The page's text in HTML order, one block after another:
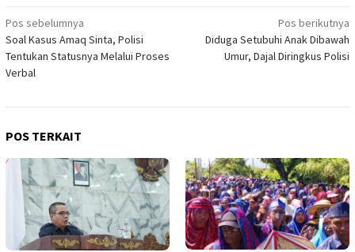
Navigasi
pos
Pos sebelumnya
Soal Kasus Amaq Sinta, Polisi
Tentukan Statusnya Melalui Proses
Verbal
Pos berikutnya
Diduga Setubuhi Anak Dibawah
Umur, Dajal Diringkus Polisi
POS TERKAIT